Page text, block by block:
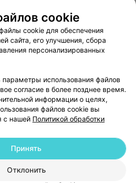
Публичный договор
соглашение
Способы оплаты
Партнеры
в поддержку
настройки cookie
персональных данных
cookie
cookie для обеспечения
сайта, его улучшения, сбора
персонализированных
использования файлов
согласие в более позднее время.
информации о целях,
файлов cookie вы
с нашей Политикой обработки
Отклонить
Принять